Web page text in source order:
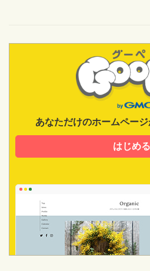
あなただけのホームページ
はじめる